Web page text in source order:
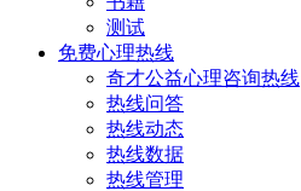
测试
免费心理热线
奇才公益心理咨询热线
热线问答
热线动态
热线数据
热线管理